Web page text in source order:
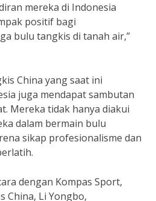
mereka di Indonesia
positif bagi
bulu tangkis di tanah air,”
China yang saat ini
juga mendapat sambutan
Mereka tidak hanya diakui
dalam bermain bulu
sikap profesionalisme dan
dengan Kompas Sport,
China, Li Yongbo,